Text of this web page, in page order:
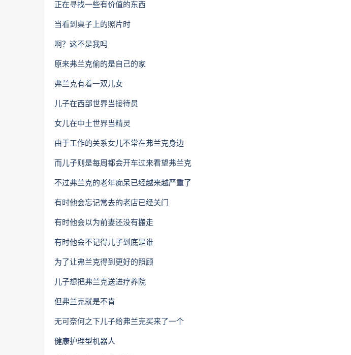
正在寻找一些有价值的东西
当看到桌子上的照片时
啊？这不是我吗
原来弗兰克偷的是自己的家
弗兰克有着一双儿女
儿子在西部世界当接待员
女儿在中土世界当精灵
由于工作的关系女儿不常在弗兰克身边
而儿子则是每周都会开车过来看望弗兰克
不过弗兰克的老年痴呆已经越来越严重了
有时他会忘记常去的老店已经关门
有时他会以为前妻还没有搬走
有时他会不记得儿子到底是谁
为了让弗兰克得到更好的照顾
儿子想把弗兰克送进疗养院
但弗兰克就是不肯
无可奈何之下儿子给弗兰克买来了一个
健康护理型机器人